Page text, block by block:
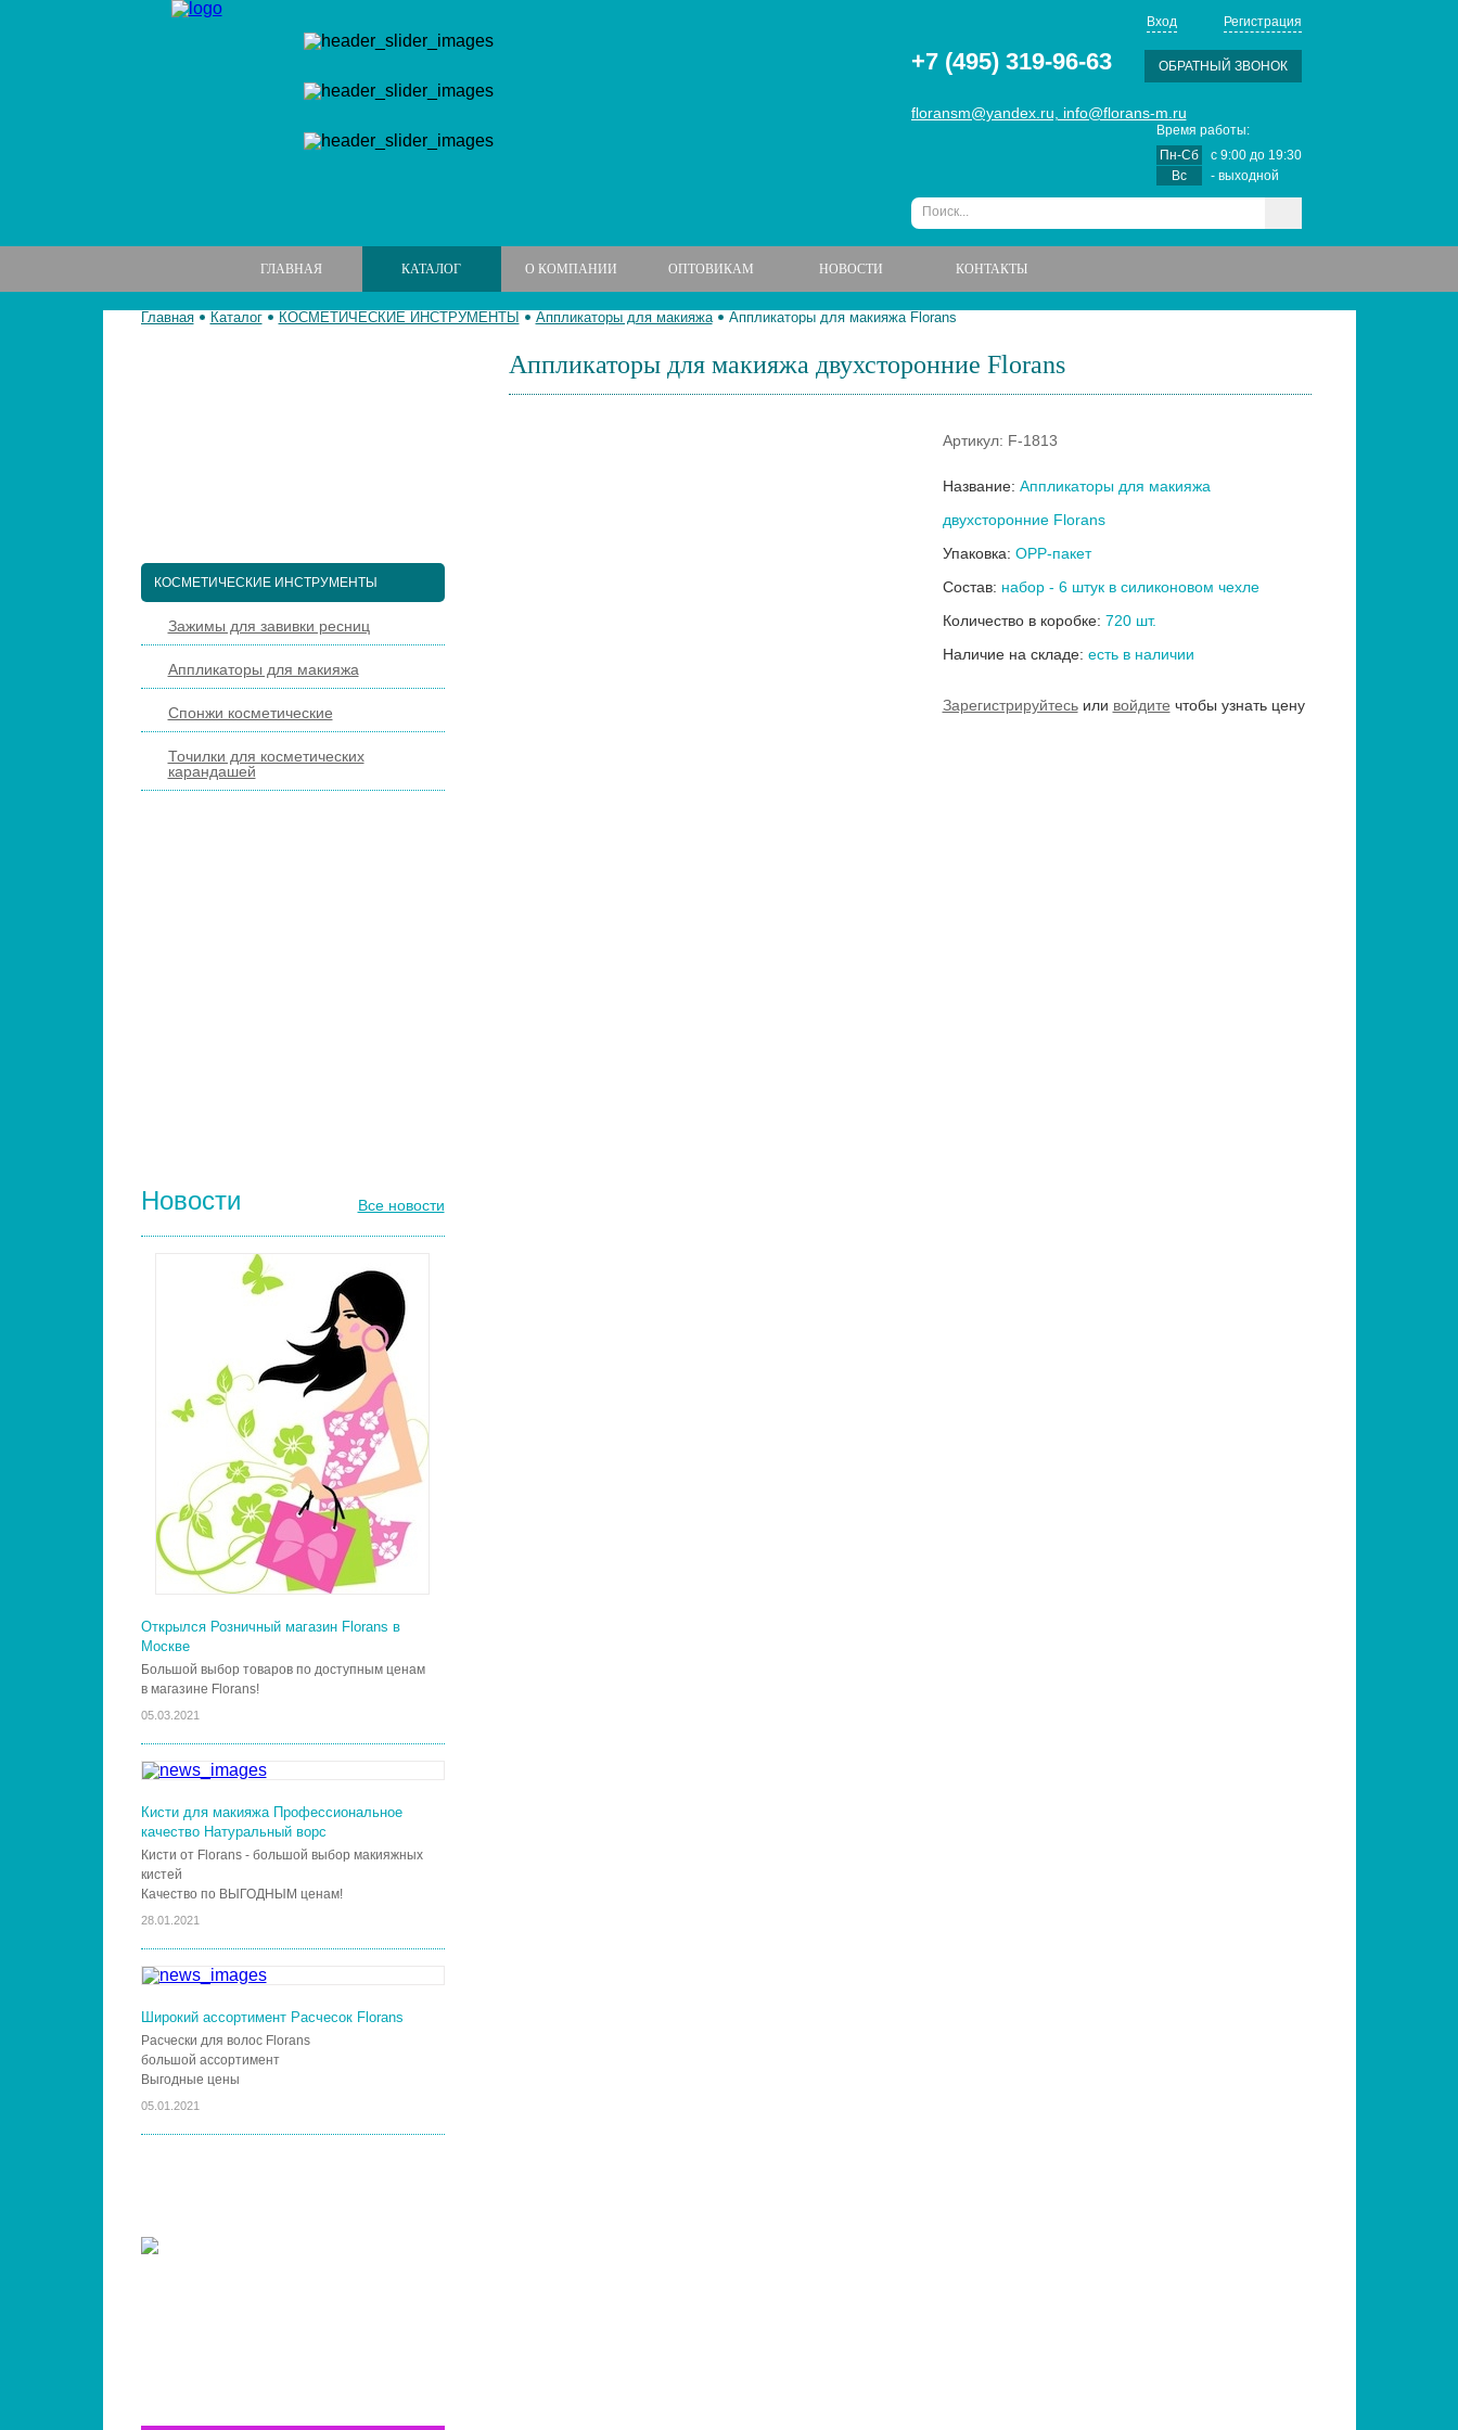
Вход Регистрация
+7 (495) 319-96-63 ОБРАТНЫЙ ЗВОНОК
floransm@yandex.ru, info@florans-m.ru
Время работы:
Пн-Сб
с 9:00до 19:30
Вс
- выходной
ГЛАВНАЯ КАТАЛОГ О КОМПАНИИ ОПТОВИКАМ НОВОСТИ КОНТАКТЫ
Главная Каталог КОСМЕТИЧЕСКИЕ ИНСТРУМЕНТЫ Аппликаторы для макияжа Аппликаторы для макияжа Florans
КОСМЕТИЧЕСКИЕ ИНСТРУМЕНТЫ
Зажимы для завивки ресниц
Аппликаторы для макияжа
Спонжи косметические
Точилки для косметических
карандашей
Новости Все новости
Открылся Розничный магазин Florans в
Москве
Большой выбор товаров по доступным ценам
в магазине Florans!
05.03.2021
Кисти для макияжа Профессиональное
качество Натуральный ворс
Кисти от Florans - большой выбор макияжных
кистей
Качество по ВЫГОДНЫМ ценам!
28.01.2021
Широкий ассортимент Расчесок Florans
Расчески для волос Florans
большой ассортимент
Выгодные цены
05.01.2021
Аппликаторы для макияжа двухсторонние Florans
Артикул: F-1813
Название: Аппликаторы для макияжа
двухсторонние Florans
Упаковка: OPP-пакет
Состав: набор - 6 штук в силиконовом чехле
Количество в коробке: 720 шт.
Наличие на складе: есть в наличии
Зарегистрируйтесьили войдите чтобы узнать цену